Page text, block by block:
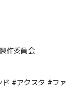
作委員会
#アクスタ #ファ